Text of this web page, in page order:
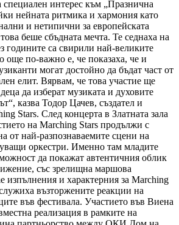
специален интерес към „Празнична
нейната ритмика и хармония като
и нетипични за европейската
беше сбъдната мечта. Те седнаха на
годините са свирили най-великите
още по-важно е, че показаха, че и
могат достойно да бъдат част от
елит. Вярвам, че това участие ще
да изберат музиката и духовите
казва Тодор Цачев, създател и
Stars. След концерта в Златната зала
на Marching Stars продължи с
от най-разпознаваемите сцени на
оркестри. Именно там младите
да покажат автентичния облик
със зрелищна маршова
изпълнения и характерния за Marching
възторжените реакции на
във фестивала. Участието във Виена
реализация в рамките на